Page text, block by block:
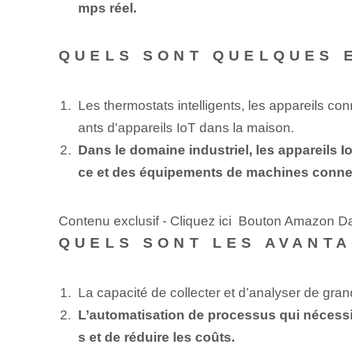
mps réel.
QUELS SONT QUELQUES
Les thermostats intelligents, les appareils
ants d'appareils IoT dans la maison.
Dans le domaine industriel, les appareils
ce et des équipements de machines
Contenu exclusif - Cliquez ici Bouton Amazon
QUELS SONT LES
La capacité de collecter et d’analyser de
L’automatisation de processus qui
s et de réduire les coûts.